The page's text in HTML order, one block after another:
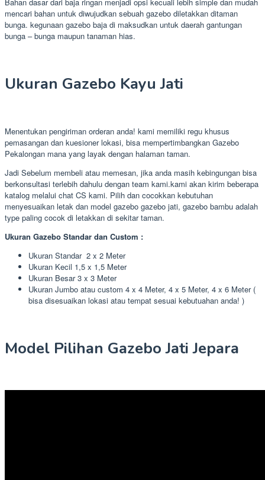
mencari bahan untuk diwujudkan sebuah gazebo diletakkan ditaman
bunga. kegunaan gazebo baja di maksudkan untuk daerah gantungan
bunga – bunga maupun tanaman hias.
Ukuran Gazebo Kayu Jati
Menentukan pengiriman orderan anda! kami memiliki regu khusus
pemasangan dan kuesioner lokasi, bisa mempertimbangkan Gazebo
Pekalongan mana yang layak dengan halaman taman.
Jadi Sebelum membeli atau memesan, jika anda masih kebingungan bisa
berkonsultasi terlebih dahulu dengan team kami.kami akan kirim beberapa
katalog melalui chat CS kami. Pilih dan cocokkan kebutuhan
menyesuaikan letak dan model gazebo gazebo jati, gazebo bambu adalah
type paling cocok di letakkan di sekitar taman.
Ukuran Gazebo Standar dan Custom :
Ukuran Standar 2 x 2 Meter
Ukuran Kecil 1,5 x 1,5 Meter
Ukuran Besar 3 x 3 Meter
Ukuran Jumbo atau custom 4 x 4 Meter, 4 x 5 Meter, 4 x 6 Meter (
bisa disesuaikan lokasi atau tempat sesuai kebutuahan anda! )
Model Pilihan Gazebo Jati Jepara